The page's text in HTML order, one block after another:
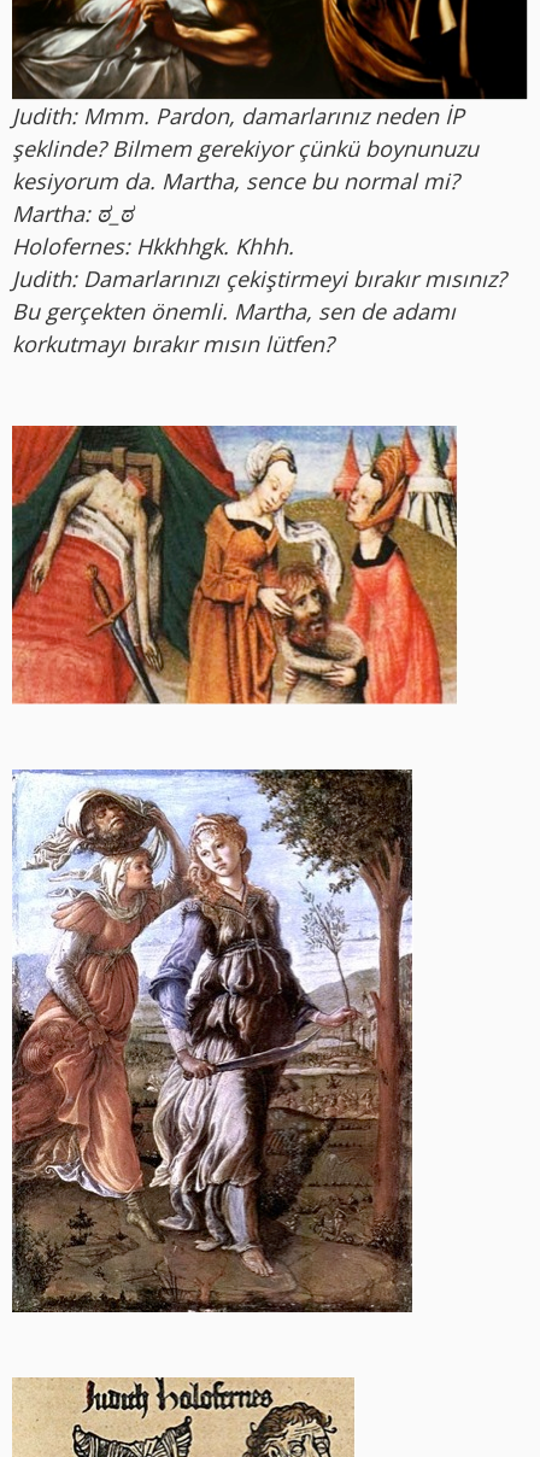
Judith: Mmm. Pardon, damarlarınız neden İP
şeklinde? Bilmem gerekiyor çünkü boynunuzu
kesiyorum da. Martha, sence bu normal mi?
Martha: ಠ_ಠ
Holofernes: Hkkhhgk. Khhh.
Judith: Damarlarınızı çekiştirmeyi bırakır mısınız?
Bu gerçekten önemli. Martha, sen de adamı
korkutmayı bırakır mısın lütfen?